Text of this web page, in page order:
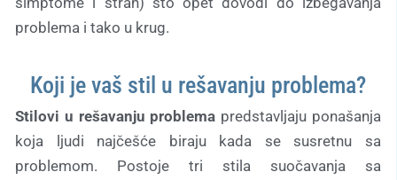
problema i tako u krug.
Koji je vaš stil u rešavanju problema?
Stilovi u rešavanju problema predstavljaju ponašanja
koja ljudi najčešće biraju kada se susretnu sa
problemom. Postoje tri stila suočavanja sa